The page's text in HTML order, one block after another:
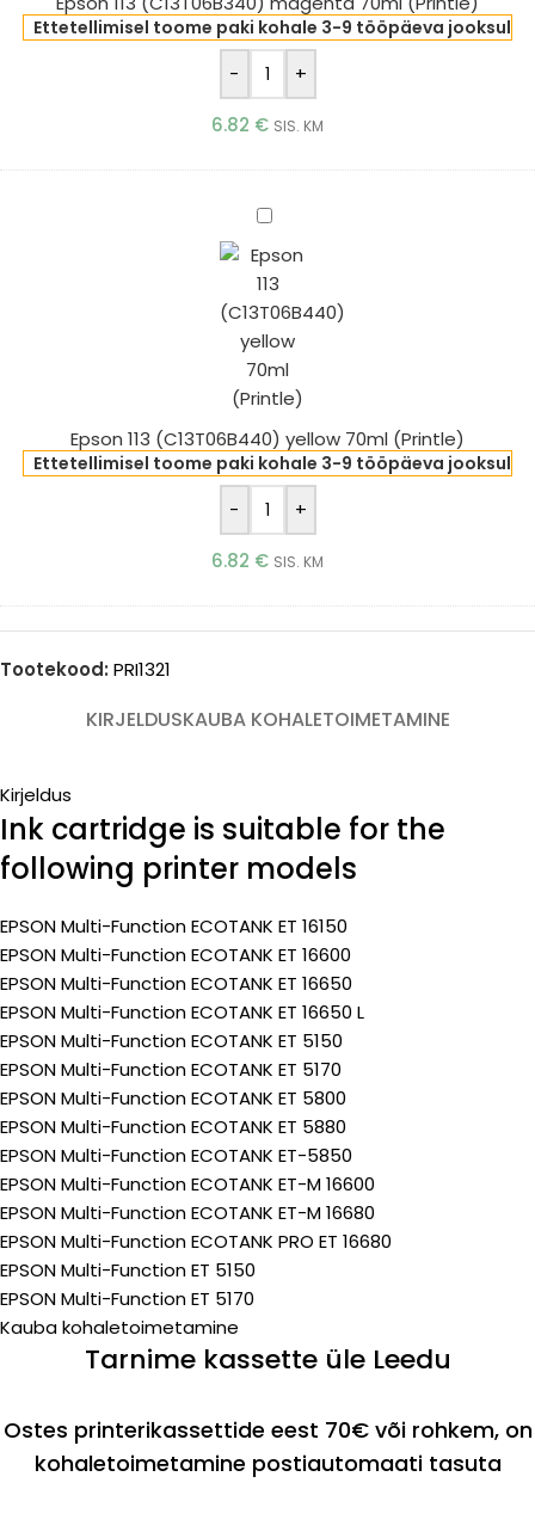
Ettetellimisel toome paki kohale 3-9 tööpäeva jooksul
- +
6.82 € SIS. KM
Epson
(C13T06B440)
yellow
70ml
(Printle)
Epson 113 (C13T06B440) yellow 70ml (Printle)
Ettetellimisel toome paki kohale 3-9 tööpäeva jooksul
- +
6.82 € SIS. KM
Tootekood: PRI1321
KIRJELDUSKAUBA KOHALETOIMETAMINE
Kirjeldus
Ink cartridge is suitable for the
following printer models
EPSON Multi-Function ECOTANK ET 16150
EPSON Multi-Function ECOTANK ET 16600
EPSON Multi-Function ECOTANK ET 16650
EPSON Multi-Function ECOTANK ET 16650 L
EPSON Multi-Function ECOTANK ET 5150
EPSON Multi-Function ECOTANK ET 5170
EPSON Multi-Function ECOTANK ET 5800
EPSON Multi-Function ECOTANK ET 5880
EPSON Multi-Function ECOTANK ET-5850
EPSON Multi-Function ECOTANK ET-M 16600
EPSON Multi-Function ECOTANK ET-M 16680
EPSON Multi-Function ECOTANK PRO ET 16680
EPSON Multi-Function ET 5150
EPSON Multi-Function ET 5170
Kauba kohaletoimetamine
Tarnime kassette üle Leedu
Ostes printerikassettide eest 70€ või rohkem, on
kohaletoimetamine postiautomaati tasuta